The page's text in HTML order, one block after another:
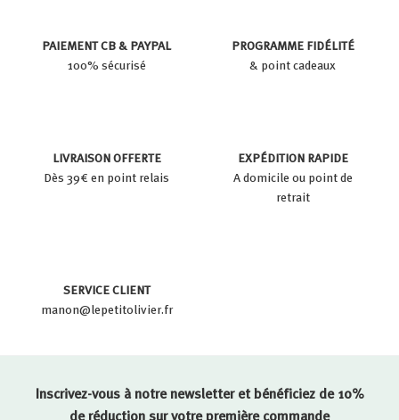
PAIEMENT CB & PAYPAL
100% sécurisé
PROGRAMME FIDÉLITÉ
& point cadeaux
LIVRAISON OFFERTE
Dès 39€ en point relais
EXPÉDITION RAPIDE
A domicile ou point de
retrait
SERVICE CLIENT
manon@lepetitolivier.fr
Inscrivez-vous à notre newsletter et bénéficiez de 10%
de réduction sur votre première commande